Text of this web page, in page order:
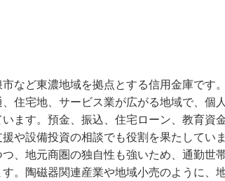
など東濃地域を拠点とする信用金庫です
住宅地、サービス業が広がる地域で、個
ます。預金、振込、住宅ローン、教育資
や設備投資の相談でも役割を果たしていま
、地元商圏の独自性も強いため、通勤世
。陶磁器関連産業や地域小売のように、